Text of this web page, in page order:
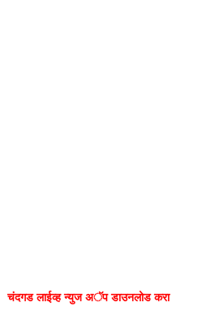
चंदगड लाईव्ह न्युज अॅप डाउनलोड करा